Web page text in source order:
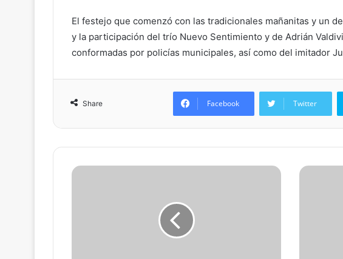
El festejo que comenzó con las tradicionales mañanitas y un
y la participación del trío Nuevo Sentimiento y de Adrián
conformadas por policías municipales, así como del imitador
Share Facebook Twitter